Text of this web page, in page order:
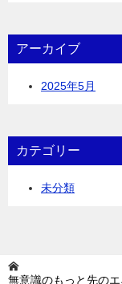
アーカイブ
2025年5月
カテゴリー
未分類
無意識のもっと先の